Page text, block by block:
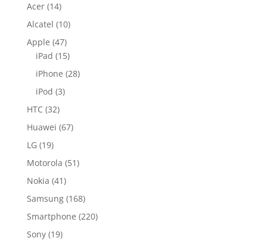
Acer (14)
Alcatel (10)
Apple (47)
iPad (15)
iPhone (28)
iPod (3)
HTC (32)
Huawei (67)
LG (19)
Motorola (51)
Nokia (41)
Samsung (168)
Smartphone (220)
Sony (19)